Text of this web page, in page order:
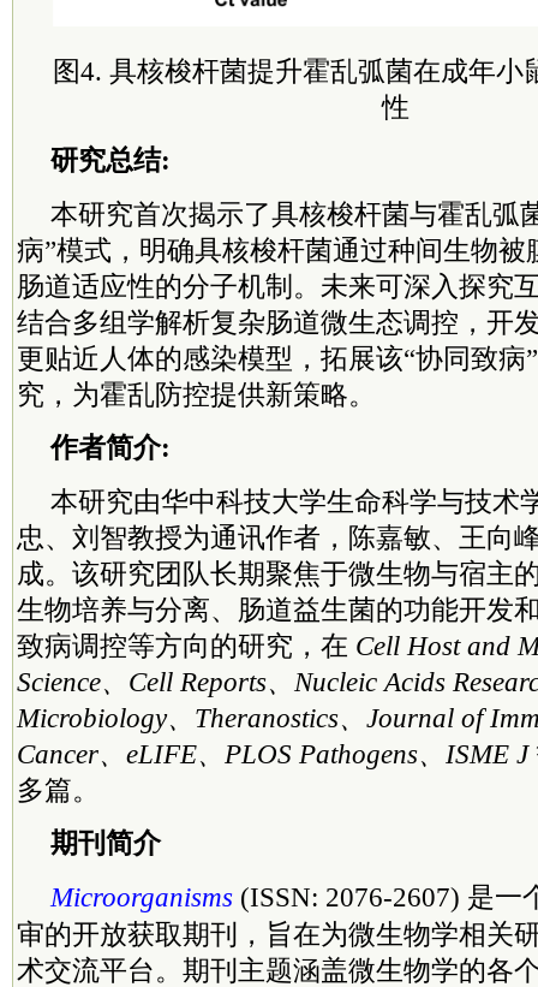
图4. 具核梭杆菌提升霍乱弧菌在成年小
性
研究总结:
本研究首次揭示了具核梭杆菌与霍乱弧
病”模式，明确具核梭杆菌通过种间生物
肠道适应性的分子机制。未来可深入探究
结合多组学解析复杂肠道微生态调控，开
更贴近人体的感染模型，拓展该“协同致病
究，为霍乱防控提供新策略。
作者简介:
本研究由华中科技大学生命科学与技术
忠、刘智教授为通讯作者，陈嘉敏、王向
成。该研究团队长期聚焦于微生物与宿主
生物培养与分离、肠道益生菌的功能开发
致病调控等方向的研究，在 Cell Host and
Science、Cell Reports、Nucleic Acids
Microbiology、Theranostics、Journal of
Cancer、eLIFE、PLOS Pathogens、ISME J
多篇。
期刊简介
Microorganisms (ISSN: 2076-2607) 是
审的开放获取期刊，旨在为微生物学相关
术交流平台。期刊主题涵盖微生物学的各